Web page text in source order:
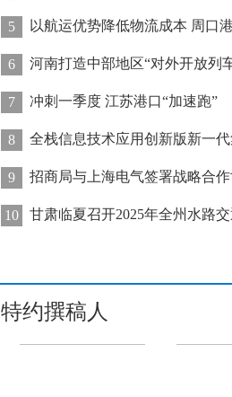
5
6 河南打造中部地区“对外开放列
7 冲刺一季度 江苏港口“加速跑”
8
9 招商局与上海电气签署战略合
10
特约撰稿人